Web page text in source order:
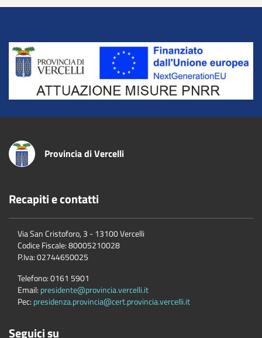
Title
Provincia di Vercelli
Recapiti e contatti
Via San Cristoforo, 3 - 13100 Vercelli
Codice Fiscale:80005210028
P.Iva:02744650025
Telefono:0161 5901
Email: presidente@provincia.vercelli.it
Pec: presidenza.provincia@cert.provincia.vercelli.it
Seguici su